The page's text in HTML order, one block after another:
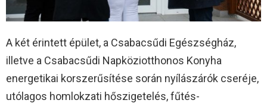
A két érintett épület, a Csabacsűdi Egészségház,
illetve a Csabacsűdi Napköziotthonos Konyha
energetikai korszerűsítése során nyílászárók cseréje,
utólagos homlokzati hőszigetelés, fűtés-